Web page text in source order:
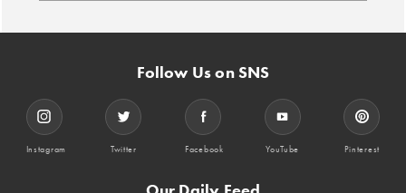
Follow Us on SNS
Instagram Twitter Facebook YouTube Pinterest